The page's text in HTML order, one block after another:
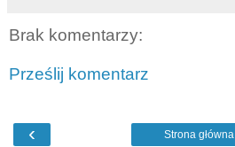
Brak komentarzy:
Prześlij komentarz
‹ Strona główna